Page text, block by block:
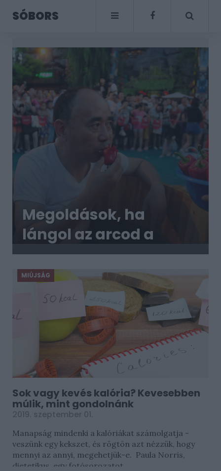
SÓBORS
Megoldások, ha
lángol az arcod a
csípőstől - A hideg
víz egyenesen rossz
ötlet
MIÚJSÁG
Sok vagy kevés kalória? Kevesebben
múlik, mint gondolnánk
2019. szeptember 01.
Manapság mindenki a kalóriákat számolgatja -
veszünk egy kekszet, és rögtön azt nézzük, hogy
mennyi az annyi, megehetjük-e. Paula Norris,
dietetikus, egy fotósorozatot...